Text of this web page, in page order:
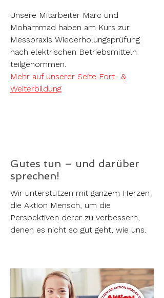
Unsere Mitarbeiter Marc und
Mohammad haben am Kurs zur
Messpraxis Wiederholungsprüfung
nach elektrischen Betriebsmitteln
teilgenommen.
Mehr auf unserer Seite Fort- &
Weiterbildung
Gutes tun – und darüber
sprechen!
Wir unterstützen mit ganzem Herzen
die Aktion Mensch, um die
Perspektiven derer zu verbessern,
denen es nicht so gut geht, wie uns.